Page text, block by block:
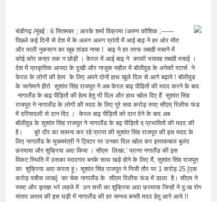
चंडीगढ़ /मुंबई : 6 सितमबर ; आरके शर्मा विक्रमा /अरुण कौशिक ;——
पिछले कई दिनों से देश में के अलग अलग प्रांतों में आई बाढ़ ने हर ओर मौत
और माली नुकसान का खूब तांडव नाचा ! बाढ़ ने हर तरफ तबाही मचाने में
कोई कोर कस्र तक न छोड़ी । केरल में आई बाढ़ ने काफी भयावह तबाही मचाई ।
देश में प्राकृतिक आपदा के दुखी और नाजुक महौल में बॉलीवुड के अनेकों स्टार्स ने
केरल के लोगों की हेल्प के लिए अपने दोनों हाथ खुले दिल से आगे बढ़ाये ! बॉलीवुड
के जानेमाने हीरो सुशांत सिंह राजपूत ने अब केरल बाढ़ पीढितों की मदद करने के बाद
नागालैंड के बाढ़ पीड़ितों की हेल्प हेतु भी दिल और हाथ खोल दिए हैं सुशांत सिंह
राजपूत ने नागालैंड के लोगों की मदद के लिए पूरे सवा करोड़ रुपए सीएम् रिलीफ फंड
में दरियादली से दान दिए । केरल बाढ़ पीड़ितों को दान देने के बाद अब
बॉलीवुड के सुशांत सिंह राजपूत ने नागालैंड के बढ़ पीड़ितों व् प्रभावितों की मदद की
है। बुरे दौर का सामना कर रहे प्रान्त की सुशांत सिंह राजपूत की इस मदद के
लिए नागालैंड के मुख्यमंत्री ने ट्विटर पर उनका दिल खोल कर इस्तकबाल बुलंद
फ़रमाया और शुक्रिया अदा किया । सीएम लिखा,’ प्रान्त नगालैंड की इस
विकट स्थिति में उसका मददगार बनके साथ खड़े होने के लिए मैं, सुशांत सिंह राजपूत
का शुक्रिया अदा करता हूं। सुशांत सिंह राजपूत ने निजी तौर पर 1 करोड़ 25 [एक
करोड़ पचीस लाख] का चेक नागालैंड के सीएम रिलीफ फंड में डाला है। सीएम ने
स्पष्ट और कृतज्ञ भरे लहजे में उन सभी का शुक्रिया अदा फ़रमाया जिन्हों ने दुःख रोग
संताप अभाव की इस घड़ी में नागालैंड की हर सम्भव बनती मदद हेतु आगे आये !!